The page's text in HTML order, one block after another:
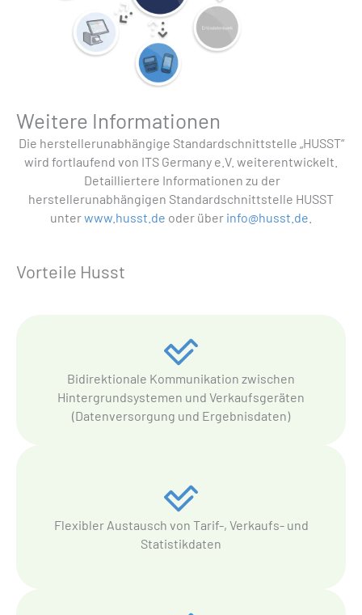
Weitere Informationen
Die herstellerunabhängige Standardschnittstelle „HUSST“
wird fortlaufend von ITS Germany e.V. weiterentwickelt.
Detailliertere Informationen zu der
herstellerunabhängigen Standardschnittstelle HUSST
unterwww.husst.de oder über info@husst.de
Vorteile Husst
Bidirektionale Kommunikation zwischen
Hintergrundsystemen und Verkaufsgeräten
(Datenversorgung und Ergebnisdaten)
Flexibler Austausch von Tarif-, Verkaufs- und
Statistikdaten